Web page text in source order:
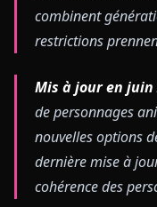
combinent
restrictions
Mis à jour en juin
de personnages
nouvelles options
dernière mise à
cohérence des